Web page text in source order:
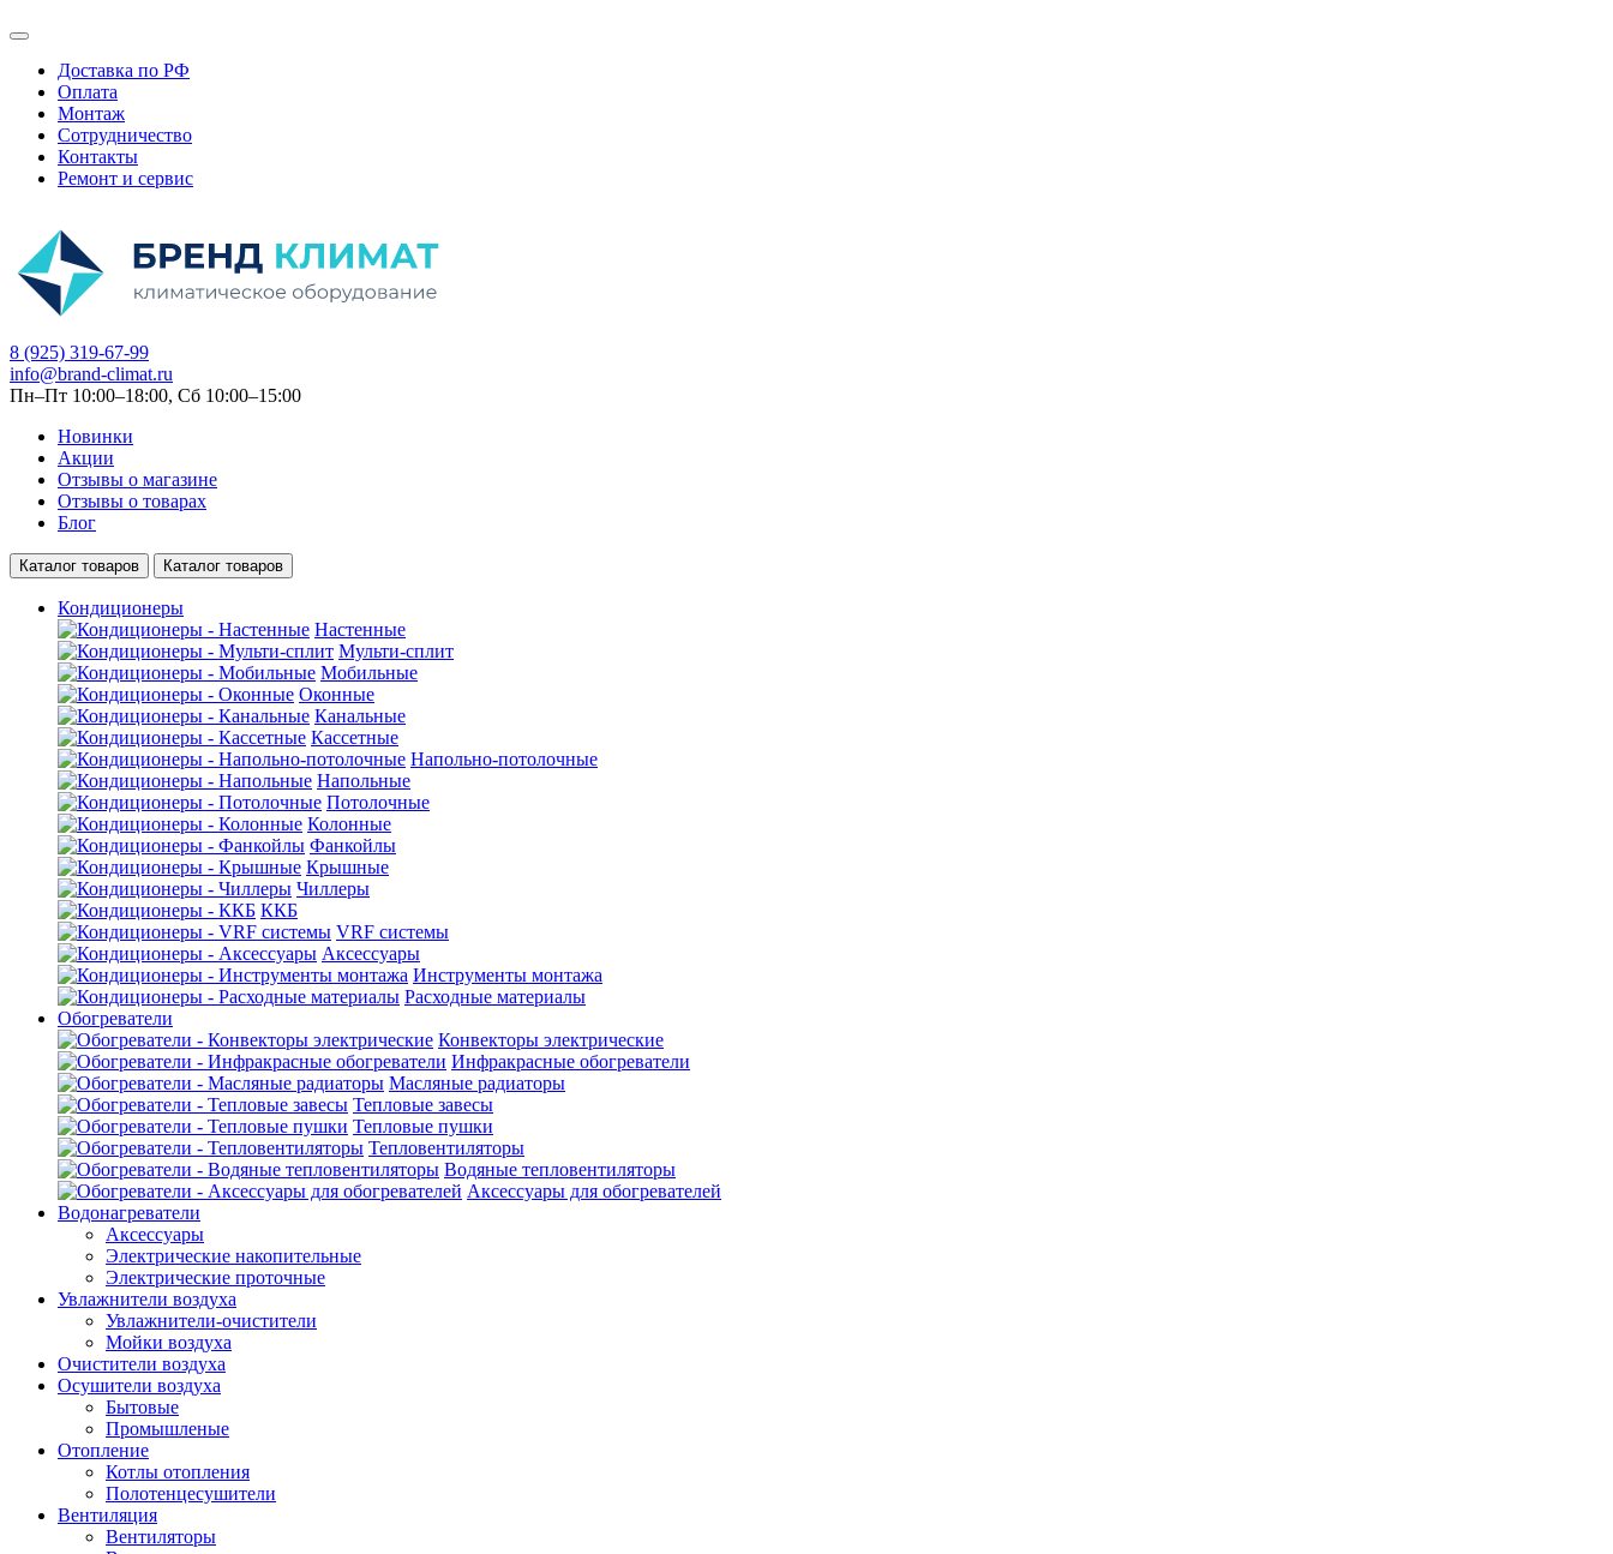
Доставка по РФ
Оплата
Монтаж
Сотрудничество
Контакты
Ремонт и сервис
8 (925) 319-67-99
info@brand-climat.ru
Пн–Пт 10:00–18:00, Сб 10:00–15:00
Новинки
Акции
Отзывы о магазине
Отзывы о товарах
Блог
Каталог товаров Каталог товаров
Кондиционеры
Настенные
Мульти-сплит
Мобильные
Оконные
Канальные
Кассетные
Напольно-потолочные
Напольные
Потолочные
Колонные
Фанкойлы
Крышные
Чиллеры
ККБ
VRF системы
Аксессуары
Инструменты монтажа
Расходные материалы
Обогреватели
Конвекторы электрические
Инфракрасные обогреватели
Масляные радиаторы
Тепловые завесы
Тепловые пушки
Тепловентиляторы
Водяные тепловентиляторы
Аксессуары для обогревателей
Водонагреватели
Аксессуары
Электрические накопительные
Электрические проточные
Увлажнители воздуха
Увлажнители-очистители
Мойки воздуха
Очистители воздуха
Осушители воздуха
Бытовые
Промышленые
Отопление
Котлы отопления
Полотенцесушители
Вентиляция
Вентиляторы